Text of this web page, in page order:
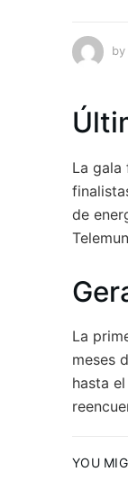
by
La gala
de
La
meses
hasta
YOU